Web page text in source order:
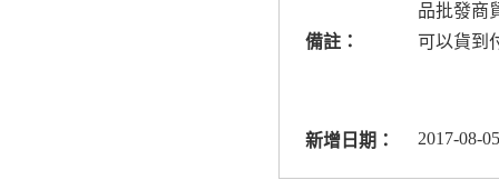
品批發商
備註：
可以貨到
新增日期： 2017-08-